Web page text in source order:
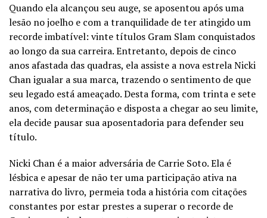
Quando ela alcançou seu auge, se aposentou após uma
lesão no joelho e com a tranquilidade de ter atingido um
recorde imbatível: vinte títulos Gram Slam conquistados
ao longo da sua carreira. Entretanto, depois de cinco
anos afastada das quadras, ela assiste a nova estrela Nicki
Chan igualar a sua marca, trazendo o sentimento de que
seu legado está ameaçado. Desta forma, com trinta e sete
anos, com determinação e disposta a chegar ao seu limite,
ela decide pausar sua aposentadoria para defender seu
título.
Nicki Chan é a maior adversária de Carrie Soto. Ela é
lésbica e apesar de não ter uma participação ativa na
narrativa do livro, permeia toda a história com citações
constantes por estar prestes a superar o recorde de